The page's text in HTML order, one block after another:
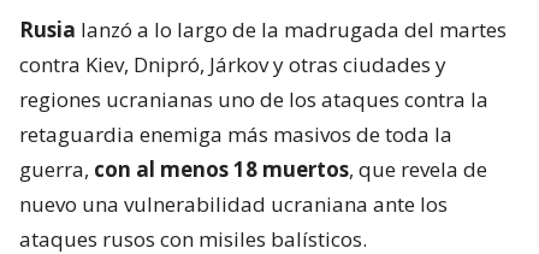
Rusia lanzó a lo largo de la madrugada del martes
contra Kiev, Dnipró, Járkov y otras ciudades y
regiones ucranianas uno de los ataques contra la
retaguardia enemiga más masivos de toda la
guerra, con al menos 18 muertos, que revela de
nuevo una vulnerabilidad ucraniana ante los
ataques rusos con misiles balísticos.